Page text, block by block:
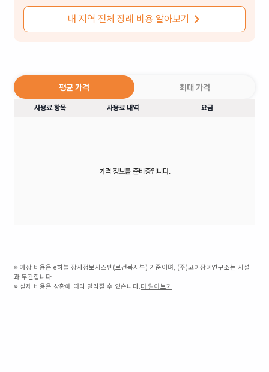
내 지역 전체 장례 비용 알아보기
평균 가격 최대 가격
사용료 항목 사용료 내역 요금
가격 정보를 준비중입니다.
※ 예상 비용은 e하늘 장사정보시스템(보건복지부) 기준이며, (주)고이장례연구소는 시설
과 무관합니다.
※ 실제 비용은 상황에 따라 달라질 수 있습니다.더 알아보기